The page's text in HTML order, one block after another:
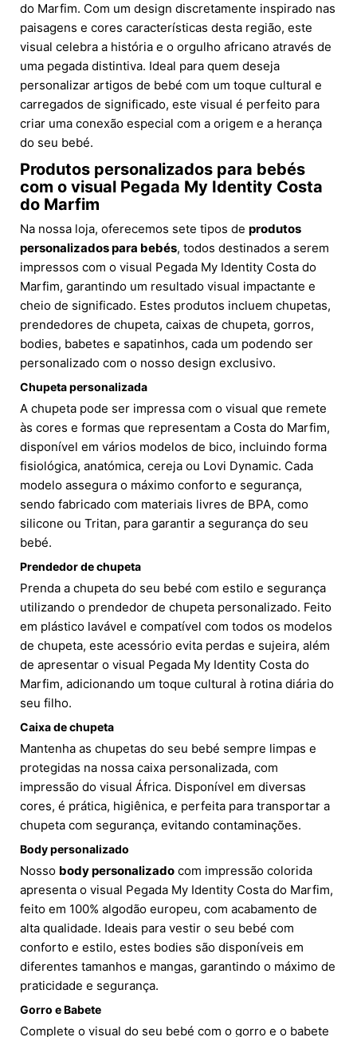
do Marfim. Com um design discretamente inspirado nas
paisagens e cores características desta região, este
visual celebra a história e o orgulho africano através de
uma pegada distintiva. Ideal para quem deseja
personalizar artigos de bebé com um toque cultural e
carregados de significado, este visual é perfeito para
criar uma conexão especial com a origem e a herança
do seu bebé.
Produtos personalizados para bebés
com o visual Pegada My Identity Costa
do Marfim
Na nossa loja, oferecemos sete tipos de produtos
personalizados para bebés, todos destinados a serem
impressos com o visual Pegada My Identity Costa do
Marfim, garantindo um resultado visual impactante e
cheio de significado. Estes produtos incluem chupetas,
prendedores de chupeta, caixas de chupeta, gorros,
bodies, babetes e sapatinhos, cada um podendo ser
personalizado com o nosso design exclusivo.
Chupeta personalizada
A chupeta pode ser impressa com o visual que remete
às cores e formas que representam a Costa do Marfim,
disponível em vários modelos de bico, incluindo forma
fisiológica, anatómica, cereja ou Lovi Dynamic. Cada
modelo assegura o máximo conforto e segurança,
sendo fabricado com materiais livres de BPA, como
silicone ou Tritan, para garantir a segurança do seu
bebé.
Prendedor de chupeta
Prenda a chupeta do seu bebé com estilo e segurança
utilizando o prendedor de chupeta personalizado. Feito
em plástico lavável e compatível com todos os modelos
de chupeta, este acessório evita perdas e sujeira, além
de apresentar o visual Pegada My Identity Costa do
Marfim, adicionando um toque cultural à rotina diária do
seu filho.
Caixa de chupeta
Mantenha as chupetas do seu bebé sempre limpas e
protegidas na nossa caixa personalizada, com
impressão do visual África. Disponível em diversas
cores, é prática, higiênica, e perfeita para transportar a
chupeta com segurança, evitando contaminações.
Body personalizado
Nosso body personalizado com impressão colorida
apresenta o visual Pegada My Identity Costa do Marfim,
feito em 100% algodão europeu, com acabamento de
alta qualidade. Ideais para vestir o seu bebé com
conforto e estilo, estes bodies são disponíveis em
diferentes tamanhos e mangas, garantindo o máximo de
praticidade e segurança.
Gorro e Babete
Complete o visual do seu bebé com o gorro e o babete